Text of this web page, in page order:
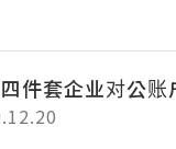
件套企业对公账